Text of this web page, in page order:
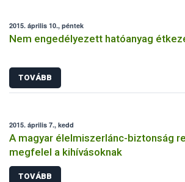
2015. április 10., péntek
Nem engedélyezett hatóanyag
TOVÁBB
2015. április 7., kedd
A magyar élelmiszerlánc-biztonság
megfelel a kihívásoknak
TOVÁBB